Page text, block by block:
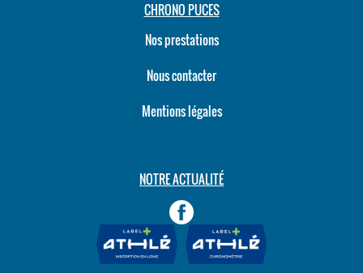
CHRONO PUCES
Nos prestations
Nous contacter
Mentions légales
NOTRE ACTUALITÉ